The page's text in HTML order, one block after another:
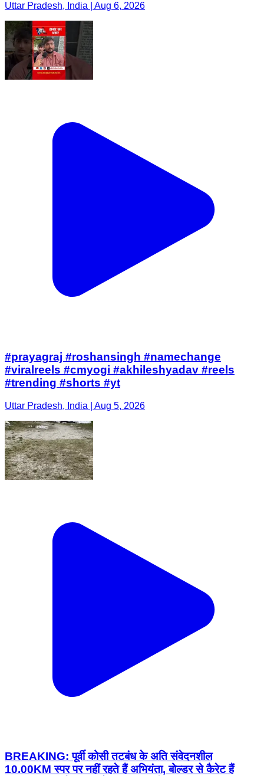
Uttar Pradesh, India | Aug 6, 2026
#prayagraj #roshansingh #namechange
#viralreels #cmyogi #akhileshyadav #reels
#trending #shorts #yt
Uttar Pradesh, India | Aug 5, 2026
BREAKING: पूर्वी कोसी तटबंध के अति संवेदनशील
10.00KM स्पर पर नहीं रहते हैं अभियंता, बोल्डर से कैरेट हैं